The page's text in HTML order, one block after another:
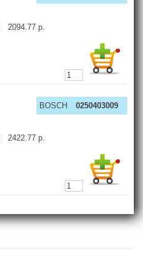
2094.77 р.
BOSCH
0250403009
2422.77 р.